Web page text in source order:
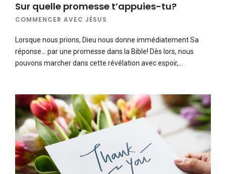
Sur quelle promesse t’appuies-tu?
COMMENCER AVEC JÉSUS
Lorsque nous prions, Dieu nous donne immédiatement Sa
réponse… par une promesse dans la Bible! Dès lors, nous
pouvons marcher dans cette révélation avec espoir,…